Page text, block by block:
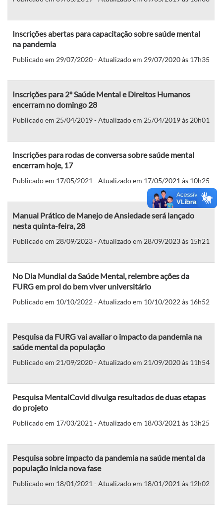
Inscrições abertas para capacitação sobre saúde mental
na pandemia
Publicado em 29/07/2020 - Atualizado em 29/07/2020 às 17h35
Inscrições para 2º Saúde Mental e Direitos Humanos
encerram no domingo 28
Publicado em 25/04/2019 - Atualizado em 25/04/2019 às 20h01
Inscrições para rodas de conversa sobre saúde mental
encerram hoje, 17
Publicado em 17/05/2021 - Atualizado em 17/05/2021 às 10h25
Manual Prático de Manejo de Ansiedade será lançado
nesta quinta-feira, 28
Publicado em 28/09/2023 - Atualizado em 28/09/2023 às 15h21
No Dia Mundial da Saúde Mental, relembre ações da
FURG em prol do bem viver universitário
Publicado em 10/10/2022 - Atualizado em 10/10/2022 às 16h52
Pesquisa da FURG vai avaliar o impacto da pandemia na
saúde mental da população
Publicado em 21/09/2020 - Atualizado em 21/09/2020 às 11h54
Pesquisa MentalCovid divulga resultados de duas etapas
do projeto
Publicado em 17/03/2021 - Atualizado em 18/03/2021 às 13h25
Pesquisa sobre impacto da pandemia na saúde mental da
população inicia nova fase
Publicado em 18/01/2021 - Atualizado em 18/01/2021 às 12h02